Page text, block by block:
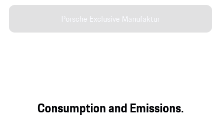
Porsche Exclusive Manufaktur
Consumption and Emissions.